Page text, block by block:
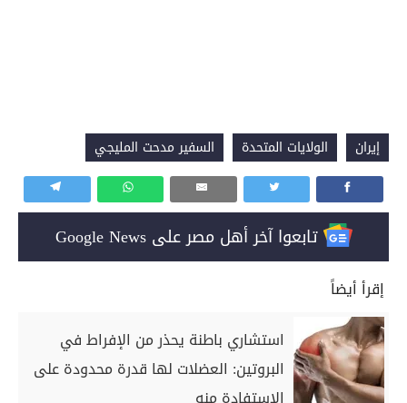
إيران الولايات المتحدة السفير مدحت المليجي
تابعوا آخر أهل مصر على Google News
إقرأ أيضاً
استشاري باطنة يحذر من الإفراط في
البروتين: العضلات لها قدرة محدودة على